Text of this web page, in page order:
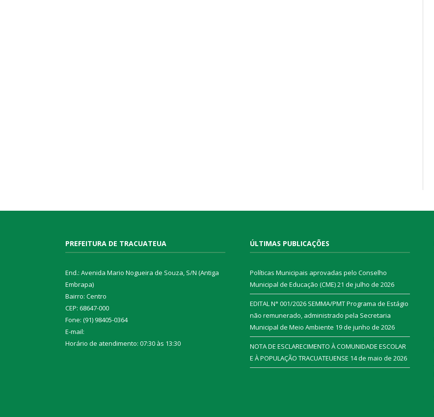
PREFEITURA DE TRACUATEUA
End.: Avenida Mario Nogueira de Souza, S/N (Antiga
Embrapa)
Bairro: Centro
CEP: 68647-000
Fone: (91) 98405-0364
E-mail:
Horário de atendimento: 07:30 às 13:30
ÚLTIMAS PUBLICAÇÕES
Políticas Municipais aprovadas pelo Conselho
Municipal de Educação (CME)21 de julho de 2026
EDITAL N° 001/2026 SEMMA/PMT Programa de Estágio
não remunerado, administrado pela Secretaria
Municipal de Meio Ambiente 19 de junho de 2026
NOTA DE ESCLARECIMENTO À COMUNIDADE ESCOLAR
E À POPULAÇÃO TRACUATEUENSE 14 de maio de 2026